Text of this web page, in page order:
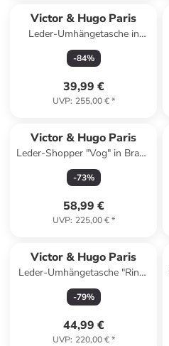
Victor & Hugo Paris
Leder-Umhängetasche in
Camel - (B)22 x (H)18 x (T)6
cm
-84%
39,99 €
UVP: 255,00 €*
Victor & Hugo Paris
Leder-Shopper "Vog" in Braun
- (B)50 x (H)28 x (T)12 cm
-73%
58,99 €
UVP: 225,00 €*
Victor & Hugo Paris
Leder-Umhängetasche "Ring"
in Schwarz - (B)21 x (H)16 x
(T)5 cm
-79%
44,99 €
UVP: 220,00 €*